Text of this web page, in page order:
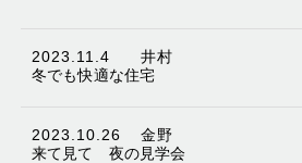
2023.11.4
井村
冬でも快適な住宅
2023.10.26
金野
来て見て 夜の見学会